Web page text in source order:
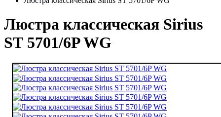
Люстра классическая Sirius
SТ 5701/6P WG